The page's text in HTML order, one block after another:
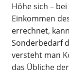
Höhe sich –
Einkommen
errechnet,
Sonderbedarf
versteht man
das Übliche